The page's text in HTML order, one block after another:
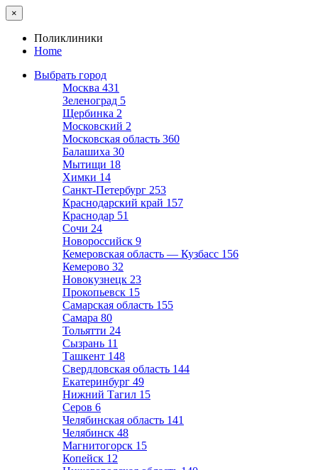
×
Поликлиники
Home
Выбрать город
Москва 431
Зеленоград 5
Щербинка 2
Московский 2
Московская область 360
Балашиха 30
Мытищи 18
Химки 14
Санкт-Петербург 253
Краснодарский край 157
Краснодар 51
Сочи 24
Новороссийск 9
Кемеровская область — Кузбасс 156
Кемерово 32
Новокузнецк 23
Прокопьевск 15
Самарская область 155
Самара 80
Тольятти 24
Сызрань 11
Ташкент 148
Свердловская область 144
Екатеринбург 49
Нижний Тагил 15
Серов 6
Челябинская область 141
Челябинск 48
Магнитогорск 15
Копейск 12